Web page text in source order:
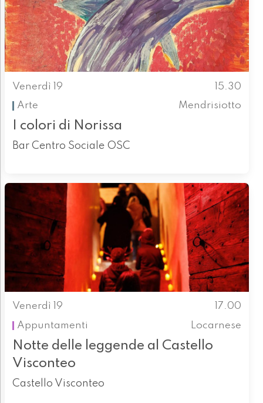
Venerdì 19
15.30
Arte
Mendrisiotto
I colori di Norissa
Bar Centro Sociale OSC
Venerdì 19
17.00
Appuntamenti
Locarnese
Notte delle leggende al Castello
Visconteo
Castello Visconteo